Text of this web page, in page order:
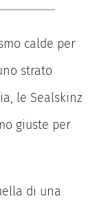
calde per
strato
le Sealskinz
giuste per
di una